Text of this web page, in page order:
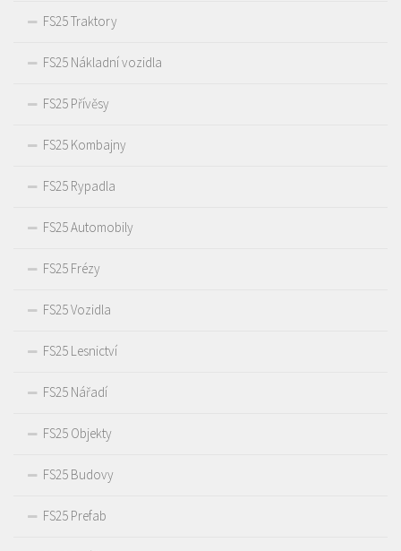
FS25 Traktory
FS25 Nákladní vozidla
FS25 Přívěsy
FS25 Kombajny
FS25 Rypadla
FS25 Automobily
FS25 Frézy
FS25 Vozidla
FS25 Lesnictví
FS25 Nářadí
FS25 Objekty
FS25 Budovy
FS25 Prefab